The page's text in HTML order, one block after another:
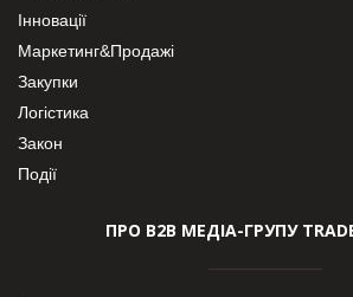
Інновації
Маркетинг&Продажі
Закупки
Логістика
Закон
Події
ПРО В2В МЕДІА-ГРУПУ